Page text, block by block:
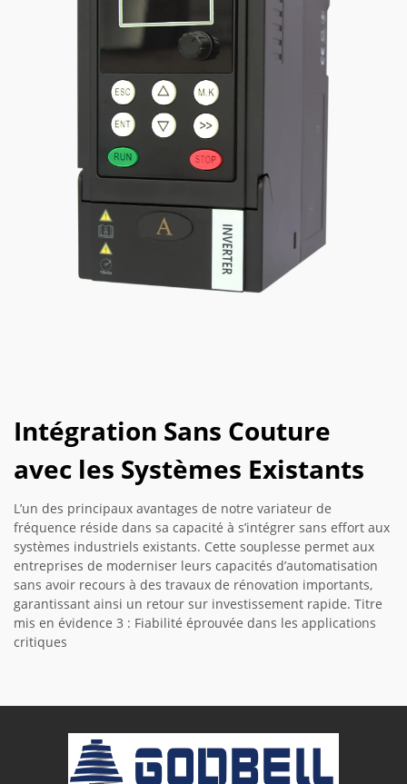
Intégration Sans Couture
avec les Systèmes Existants
L’un des principaux avantages de notre variateur de
fréquence réside dans sa capacité à s’intégrer sans effort aux
systèmes industriels existants. Cette souplesse permet aux
entreprises de moderniser leurs capacités d’automatisation
sans avoir recours à des travaux de rénovation importants,
garantissant ainsi un retour sur investissement rapide. Titre
mis en évidence 3 : Fiabilité éprouvée dans les applications
critiques